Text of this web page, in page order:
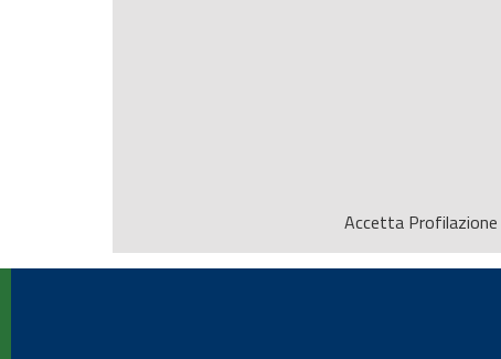
Accetta Profilazione